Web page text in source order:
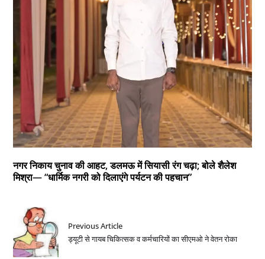
नगर निकाय चुनाव की आहट, डलमऊ में सियासी रंग चढ़ा; बोले शैलेश
मिश्रा— “धार्मिक नगरी को दिलाएंगे पर्यटन की पहचान”
Previous Article
ड्यूटी से गायब चिकित्सक व कर्मचारियों का सीएमओ ने वेतन रोका